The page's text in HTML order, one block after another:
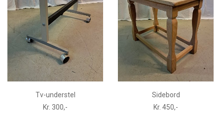
Tv-understel
Kr. 300,-
Sidebord
Kr. 450,-